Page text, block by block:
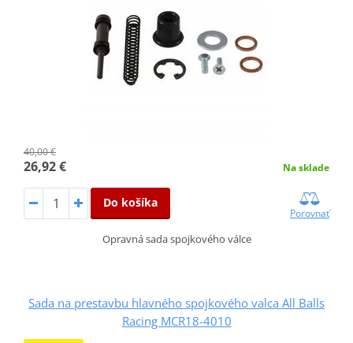
40,00 €
26,92 € Na sklade
Do košíka
Porovnať
Opravná sada spojkového válce
Sada na prestavbu hlavného spojkového valca All Balls
Racing MCR18-4010